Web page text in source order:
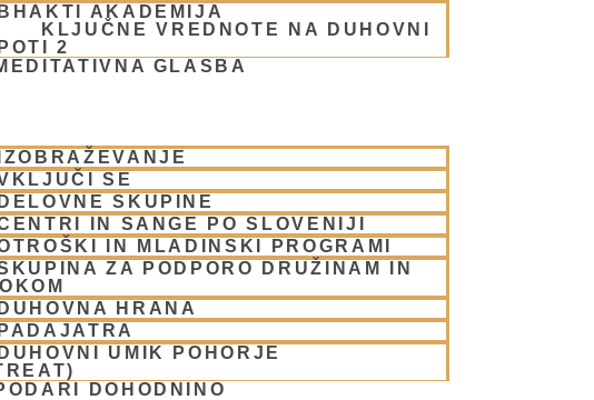
BHAKTI AKADEMIJA
KLJUČNE VREDNOTE NA DUHOVNI
POTI 2
GLASBA
IZOBRAŽEVANJE
SE
DELOVNE SKUPINE
IN SANGE PO SLOVENIJI
IN MLADINSKI PROGRAMI
ZA PODPORO DRUŽINAM IN
DUHOVNA HRANA
PADAJATRA
DUHOVNI UMIK POHORJE
DOHODNINO